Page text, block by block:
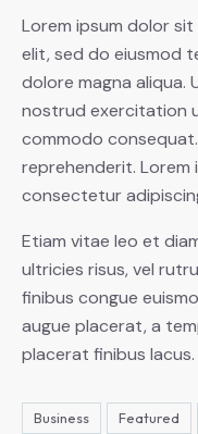
Lorem ipsum dolor
elit, sed do eiusmod
dolore magna aliqua.
nostrud exercitation
commodo
reprehenderit. Lorem
consectetur
Etiam vitae leo et
ultricies risus, vel
finibus congue
augue placerat, a
placerat finibus lacus.
Business Featured